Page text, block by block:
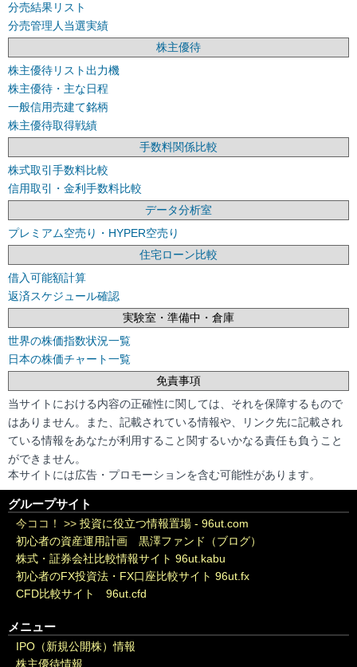
分売結果リスト
分売管理人当選実績
株主優待
株主優待リスト出力機
株主優待・主な日程
一般信用売建て銘柄
株主優待取得戦績
手数料関係比較
株式取引手数料比較
信用取引・金利手数料比較
データ分析室
プレミアム空売り・HYPER空売り
住宅ローン比較
借入可能額計算
返済スケジュール確認
実験室・準備中・倉庫
世界の株価指数状況一覧
日本の株価チャート一覧
免責事項
当サイトにおける内容の正確性に関しては、それを保障するもので
はありません。また、記載されている情報や、リンク先に記載され
ている情報をあなたが利用すること関するいかなる責任も負うこと
ができません。
本サイトには広告・プロモーションを含む可能性があります。
グループサイト
今ココ！ >> 投資に役立つ情報置場 - 96ut.com
初心者の資産運用計画 黒澤ファンド（ブログ）
株式・証券会社比較情報サイト 96ut.kabu
初心者のFX投資法・FX口座比較サイト 96ut.fx
CFD比較サイト 96ut.cfd
メニュー
IPO（新規公開株）情報
株主優待情報